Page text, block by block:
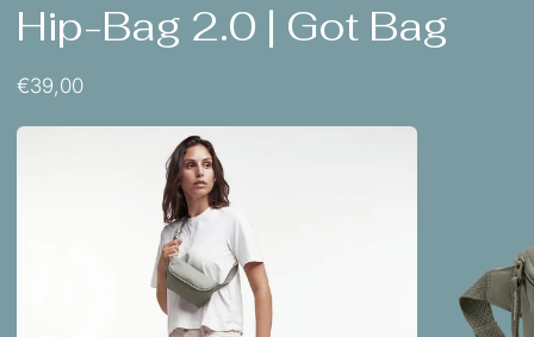
Hip-Bag 2.0 | Got Bag
€39,00